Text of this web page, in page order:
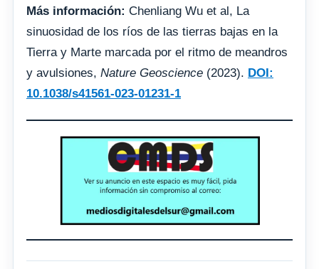
Más información: Chenliang Wu et al, La
sinuosidad de los ríos de las tierras bajas en la
Tierra y Marte marcada por el ritmo de meandros
y avulsiones, Nature Geoscience (2023). DOI:
10.1038/s41561-023-01231-1